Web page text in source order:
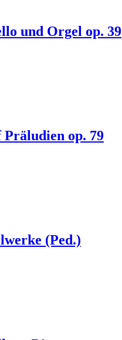
und Orgel op. 39
op. 79
(Ped.)